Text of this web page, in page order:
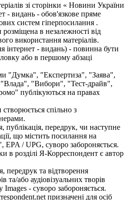
зі сторінки « Новини України
- видань - обов'язкове пряме
систем гіперпосилання .
в незалежності від
використання матеріалів.
інтернет - видань) - повинна бути
або в першому абзаці
"Думка", "Експертиза", "Заява",
"Вибори", "Тест-драйв",
публікуються на правах
спільно з
публікація, передрук, чи наступне
що містить посилання на
EPA / UPG, суворо забороняється.
в розділі Я-Корреспондент є автор
передрук та відтворення
та/або аудіовізуальних творів
- суворо забороняється.
призначені для осіб